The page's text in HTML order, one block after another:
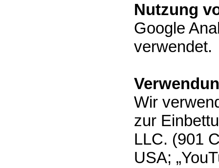
Nutzung
Google
verwendet.
Wir
zur
LLC. (901
USA;